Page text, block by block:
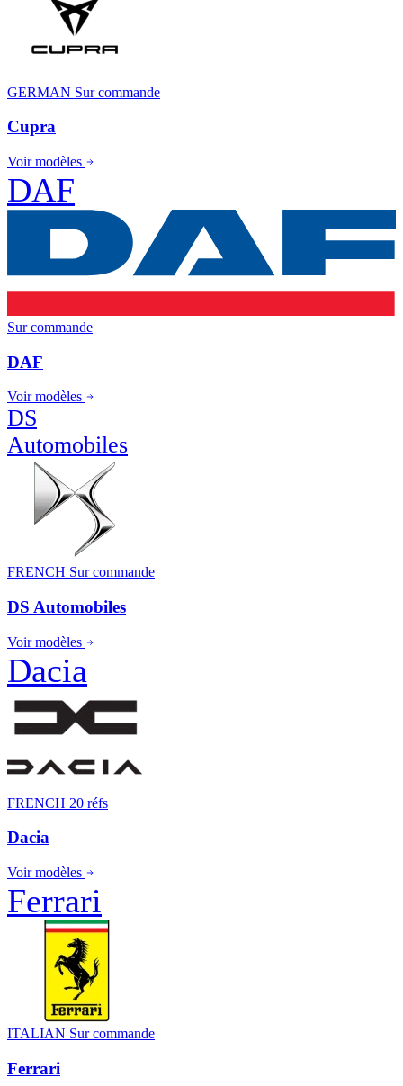
GERMAN Sur commande
Cupra
Voir modèles
DAF
Sur commande
DAF
Voir modèles
DS
Automobiles
FRENCH Sur commande
DS Automobiles
Voir modèles
Dacia
FRENCH 20 réfs
Dacia
Voir modèles
Ferrari
ITALIAN Sur commande
Ferrari